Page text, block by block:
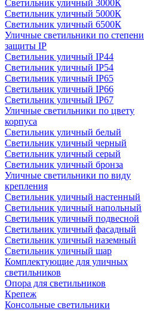
Cветильник уличный 3000К
Cветильник уличный 5000К
Cветильник уличный 6500К
Уличные светильники по степени
защиты IP
Светильник уличный IP44
Светильник уличный IP54
Светильник уличный IP65
Светильник уличный IP66
Светильник уличный IP67
Уличные светильники по цвету
корпуса
Светильник уличный белый
Светильник уличный черный
Светильник уличный серый
Светильник уличный бронза
Уличные светильники по виду
крепления
Светильник уличный настенный
Светильник уличный напольный
Светильник уличный подвесной
Светильник уличный фасадный
Светильник уличный наземный
Cветильник уличный шар
Комплектующие для уличных
светильников
Опора для светильников
Крепеж
Консольные светильники